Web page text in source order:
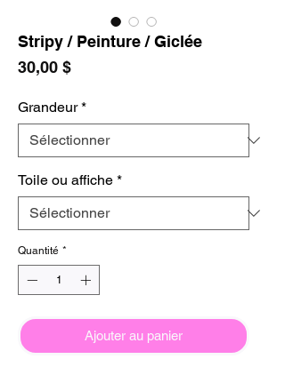
Stripy / Peinture / Giclée
30,00 $Prix
Grandeur *
Toile ou affiche *
Quantité *
Ajouter au panier